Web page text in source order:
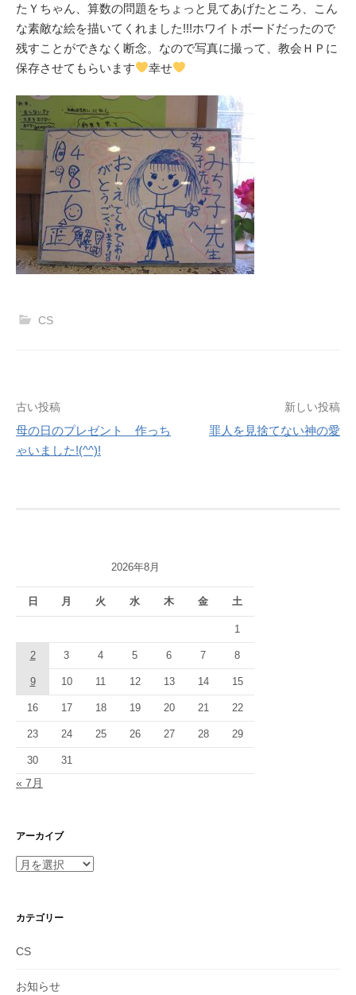
たＹちゃん、算数の問題をちょっと見てあげたところ、こん
な素敵な絵を描いてくれました!!!ホワイトボードだったので
残すことができなく断念。なので写真に撮って、教会ＨＰに
保存させてもらいます
幸せ
CS
投
稿
シ
ョ
ン
古い投稿
母の日のプレゼント 作っち
ゃいました!(^^)!
新しい投稿
罪人を見捨てない神の愛
2026年8月
日 月 火 水 木 金 土
1
2 3 4 5 6 7 8
9 10 11 12 13 14 15
16 17 18 19 20 21 22
23 24 25 26 27 28 29
30 31
« 7月
アーカイブ
ア
イ
カテゴリー
CS
お知らせ